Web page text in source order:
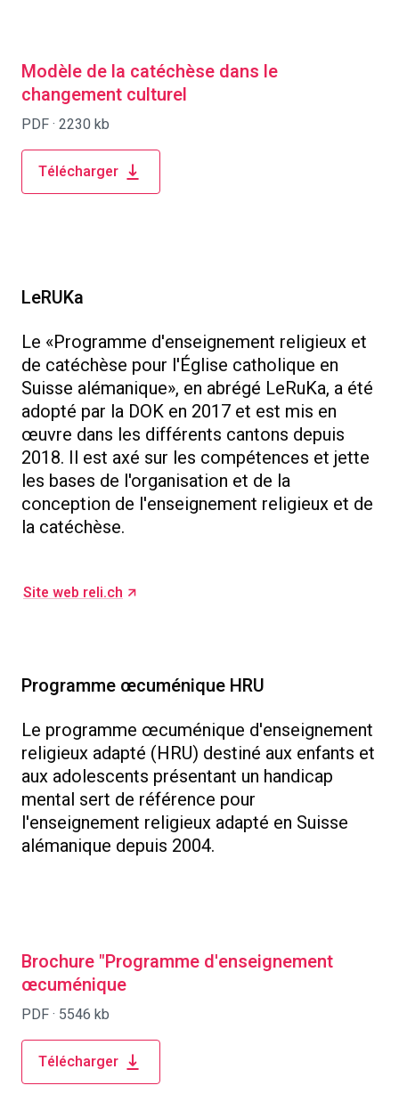
Modèle de la catéchèse dans le
changement culturel
PDF · 2230 kb
Télécharger
LeRUKa
Le «Programme d'enseignement religieux et
de catéchèse pour l'Église catholique en
Suisse alémanique», en abrégé LeRuKa, a été
adopté par la DOK en 2017 et est mis en
œuvre dans les différents cantons depuis
2018. Il est axé sur les compétences et jette
les bases de l'organisation et de la
conception de l'enseignement religieux et de
la catéchèse.
Site web reli.ch
Programme œcuménique HRU
Le programme œcuménique d'enseignement
religieux adapté (HRU) destiné aux enfants et
aux adolescents présentant un handicap
mental sert de référence pour
l'enseignement religieux adapté en Suisse
alémanique depuis 2004.
Brochure "Programme d'enseignement
œcuménique
PDF · 5546 kb
Télécharger